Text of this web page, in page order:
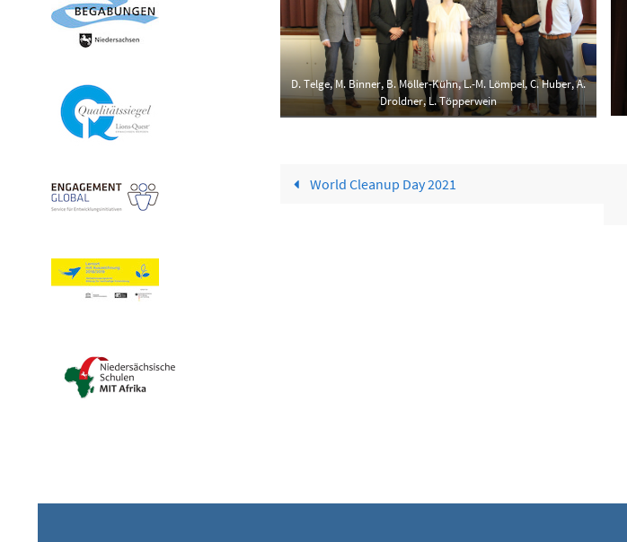
D. Telge, M. Binner, B. Möller-Kühn, L.-M. Lömpel, C. Huber, A.
Droldner, L. Töpperwein
World Cleanup Day 2021